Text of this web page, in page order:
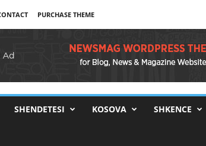
PURCHASE THEME
SHENDETESI KOSOVA SHKENCE